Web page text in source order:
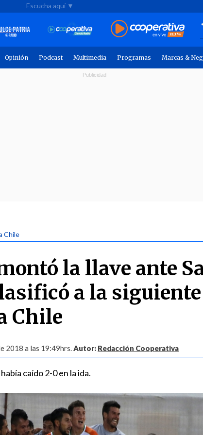
Escucha aquí ▼
Opinión Podcast Multimedia Programas Marcas &
Chile
la llave ante
a la siguiente
Chile
2018 a las 19:49hrs.Autor: Redacción Cooperativa
caído 2-0 en la ida.